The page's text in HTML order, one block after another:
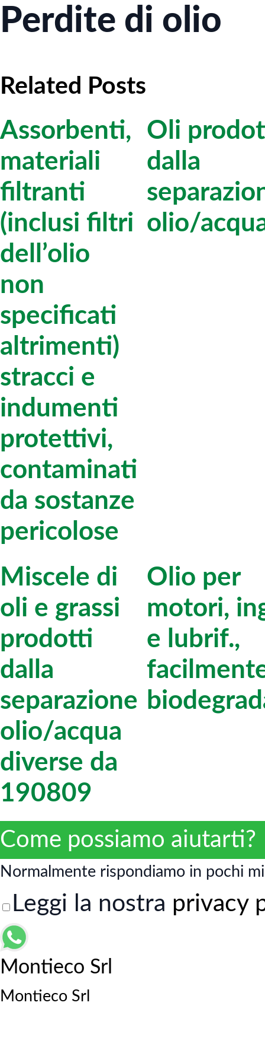
Perdite di olio
Related Posts
Assorbenti,
materiali
filtranti
(inclusi filtri
dell’olio
non
specificati
altrimenti)
stracci e
indumenti
protettivi,
contaminati
da sostanze
pericolose
Oli
dalla
olio/
Miscele di
oli e grassi
prodotti
dalla
separazione
olio/acqua
diverse da
190809
Olio per
motori,
e lubrif.,
Come possiamo aiutarti?
Normalmente rispondiamo in pochi
Leggi la nostra privacy
Montieco Srl
Montieco Srl